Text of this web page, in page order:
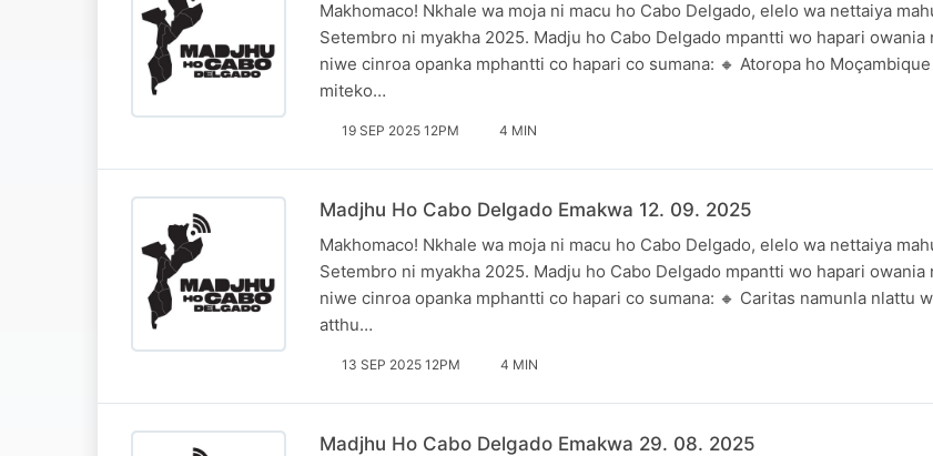
Makhomaco! Nkhale wa moja ni macu ho Cabo Delgado, elelo wa nettaiya
Setembro ni myakha 2025. Madju ho Cabo Delgado mpantti wo hapari owania
niwe cinroa opanka mphantti co hapari co sumana: 🔸 Atoropa ho
miteko…
19 SEP 2025 12PM 4 MIN
Madjhu Ho Cabo Delgado Emakwa 12. 09. 2025
Makhomaco! Nkhale wa moja ni macu ho Cabo Delgado, elelo wa nettaiya
Setembro ni myakha 2025. Madju ho Cabo Delgado mpantti wo hapari owania
niwe cinroa opanka mphantti co hapari co sumana: 🔸 Caritas namunla nlattu
atthu…
13 SEP 2025 12PM 4 MIN
Madjhu Ho Cabo Delgado Emakwa 29. 08. 2025